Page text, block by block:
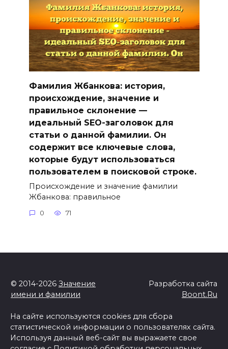
Фамилия Жбанкова: история,
происхождение, значение и
правильное склонение —
идеальный SEO-заголовок для
статьи о данной фамилии. Он
содержит все ключевые слова,
которые будут использоваться
пользователем в поисковой строке.
Происхождение и значение фамилии
Жбанкова: правильное
0 71
© 2014-2026 Значение
имени и фамилии
Разработка сайта
Boont.Ru
На сайте используются cookies для сбора
статистической информации о пользователях сайта.
Используя данный веб-сайт вы выражаете свое